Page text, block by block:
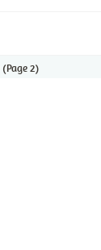
(Page 2)